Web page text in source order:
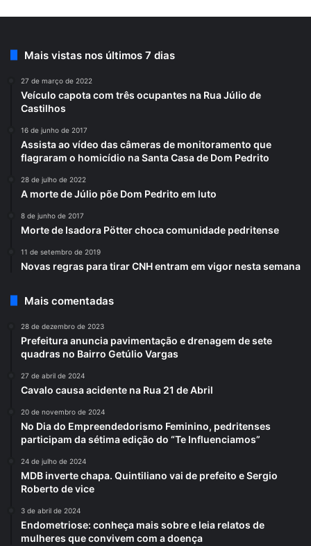
Mais vistas nos últimos 7 dias
27 de março de 2022
Veículo capota com três ocupantes na Rua Júlio de
Castilhos
16 de junho de 2017
Assista ao vídeo das câmeras de monitoramento que
flagraram o homicídio na Santa Casa de Dom Pedrito
28 de julho de 2022
A morte de Júlio põe Dom Pedrito em luto
8 de junho de 2017
Morte de Isadora Pötter choca comunidade pedritense
11 de setembro de 2019
Novas regras para tirar CNH entram em vigor nesta semana
Mais comentadas
28 de dezembro de 2023
Prefeitura anuncia pavimentação e drenagem de sete
quadras no Bairro Getúlio Vargas
27 de abril de 2024
Cavalo causa acidente na Rua 21 de Abril
20 de novembro de 2024
No Dia do Empreendedorismo Feminino, pedritenses
participam da sétima edição do “Te Influenciamos”
24 de julho de 2024
MDB inverte chapa. Quintiliano vai de prefeito e Sergio
Roberto de vice
3 de abril de 2024
Endometriose: conheça mais sobre e leia relatos de
mulheres que convivem com a doença